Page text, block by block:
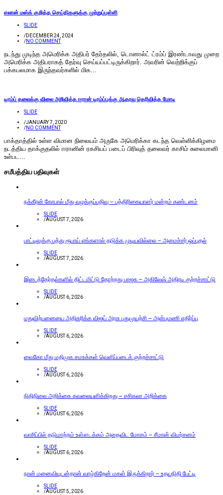
எலான் மஸ்க் குறித்த செய்திகளுக்கு முற்றுப்புள்ளி
SLIDE
/DECEMBER 24, 2024
/NO COMMENT
நடந்து முடிந்த அமெரிக்க அதிபர் தேர்தலில், டொனால்ட் ட்ரம்ப் இரண்டாவது முறை
அமெரிக்க அதிபராகத் தேர்வு செய்யப்பட்டிருக்கிறார். அவரின் வெற்றிக்குப்
பக்கபலமாக இருந்தவர்களில் மிக...
டிரம்ப் தலைக்கு விலை அறிவித்த ஈரான் டிரம்ப்புக்கு ஆதரவு தெரிவித்த மோடி
SLIDE
/JANUARY 7, 2020
/NO COMMENT
பாக்தாத்தில் உள்ள விமான நிலையம் அருகே அமெரிக்கா கடந்த வெள்ளிக்கிழமை
நடத்திய தாக்குதலில் ஈரானின் ரகசியப் படைப் பிரிவுத் தலைவர் காசிம் சுலைமானி
உள்பட...
சமீபத்திய பதிவுகள்
நக்கீரன் கோபால் மீது வழக்குப்பதிவு – பத்திரிகையாளர் மன்றம் கண்டனம்
SLIDE
/AUGUST 7, 2026
பாட்டிலுக்கு பத்து ரூபாய் எங்களால் தடுக்க முடியவில்லை – அமைச்சர் ஒப்புதல்
SLIDE
/AUGUST 7, 2026
இடைத்தேர்தல்களில் திட்டமிட்டு தோற்றது பாஜக – அகிலேஷ் அதிரடி குற்றச்சாட்டு
SLIDE
/AUGUST 6, 2026
மதுவிற்பனையை அதிகரிக்க விஜய் அரசு புதுமுயற்சி – அன்புமணி எதிர்ப்பு
SLIDE
/AUGUST 6, 2026
வைகோ மீது மதிமுக சமஉக்கள் வெளிப்படைக் குற்றச்சாட்டு
SLIDE
/AUGUST 6, 2026
நிதிநிலை அறிக்கை கவலையளிக்கிறது – சசிகலா அறிக்கை
SLIDE
/AUGUST 6, 2026
வாசிப்பில் தடுமாற்றம் உள்ளடக்கம் அதைவிட மோசம் – சீமான் விமர்சனம்
SLIDE
/AUGUST 6, 2026
நான் மனைவியுடன்தான் வாழ்கிறேன் மகள் இருக்கிறார் – உதயநிதி பேட்டி
SLIDE
/AUGUST 5, 2026